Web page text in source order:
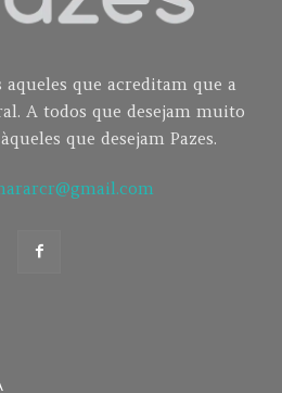
que acreditam que a
A todos que desejam muito
que desejam Pazes.